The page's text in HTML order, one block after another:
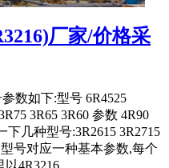
厂家/价格采
数如下:型号 6R4525
3R65 3R60 参数 4R90
几种型号:3R2615 3R2715
号对应一种基本参数,每个
4R3216 ...